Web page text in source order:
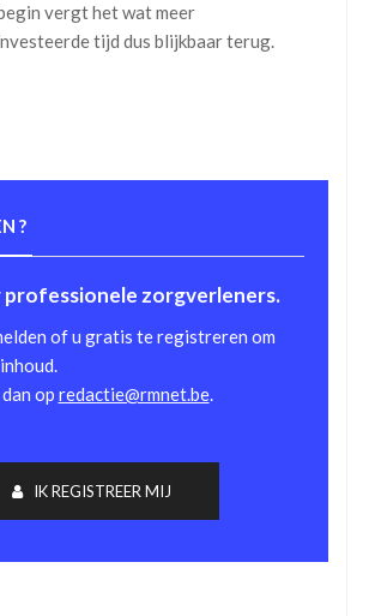
vergt het wat meer
tijd dus blijkbaar terug.
?
zorgverleners.
of u gratis te registreren om
op redactie@rmnet.be.
IK REGISTREER MIJ